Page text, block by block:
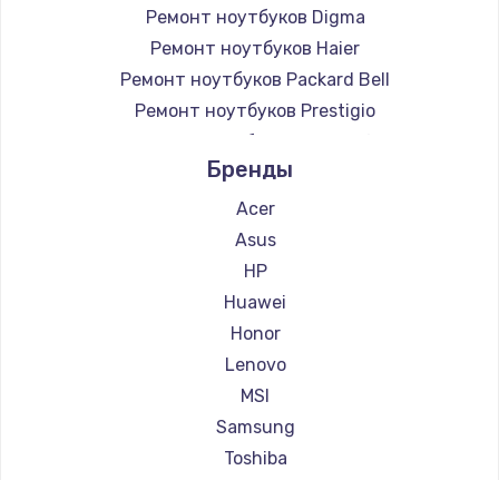
Ремонт ноутбуков Digma
Ремонт ноутбуков Haier
Ремонт ноутбуков Packard Bell
Ремонт ноутбуков Prestigio
Ремонт ноутбуков Microsoft
Ремонт ноутбуков Alienware
Ремонт ноутбуков Aquarius
Ремонт ноутбуков Gigabyte
Ремонт ноутбуков Aorus
Ремонт ноутбуков Maibenben
Ремонт ноутбуков Getac
Ремонт ноутбуков Epson
Ремонт ноутбуков Philips
Ремонт ноутбуков LG
Ремонт ноутбуков Panasonic
Бренды
Acer
Asus
HP
Huawei
Honor
Lenovo
MSI
Samsung
Toshiba